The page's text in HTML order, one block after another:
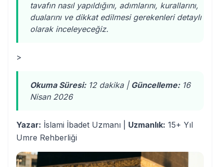
tavafın nasıl yapıldığını, adımlarını, kurallarını,
dualarını ve dikkat edilmesi gerekenleri detaylı
olarak inceleyeceğiz.
>
Okuma Süresi:12 dakika | Güncelleme:16
Nisan 2026
Yazar: İslami İbadet Uzmanı | Uzmanlık: 15+ Yıl
Umre Rehberliği